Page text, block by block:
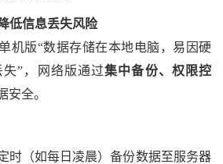
低信息丢失风险
机版“数据存储在本地电脑，易因硬
”，网络版通过集中备份、权限控
安全。
时（如每日凌晨）备份数据至服务器